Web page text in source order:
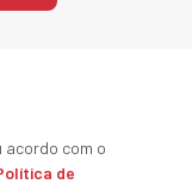
acordo com o
de